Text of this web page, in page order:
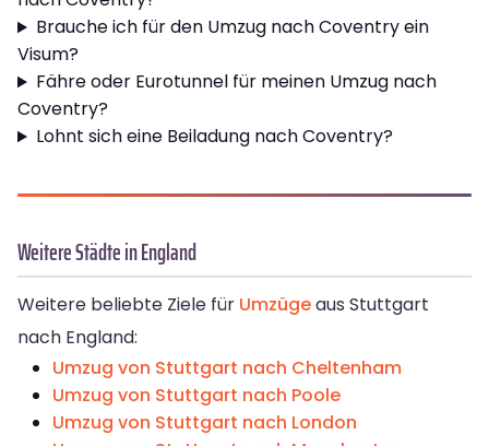
Brauche ich für den Umzug nach Coventry ein
Visum?
Fähre oder Eurotunnel für meinen Umzug nach
Coventry?
Lohnt sich eine Beiladung nach Coventry?
Weitere Städte in England
Weitere beliebte Ziele für Umzügeaus Stuttgart
nach England:
Umzug von Stuttgart nach Cheltenham
Umzug von Stuttgart nach Poole
Umzug von Stuttgart nach London